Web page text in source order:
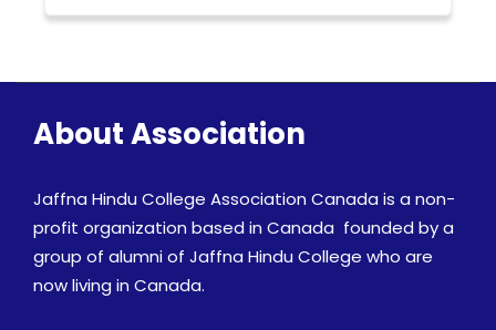
About Association
Jaffna Hindu College Association Canada is a non-
profit organization based in Canada founded by a
group of alumni of Jaffna Hindu College who are
now living in Canada.